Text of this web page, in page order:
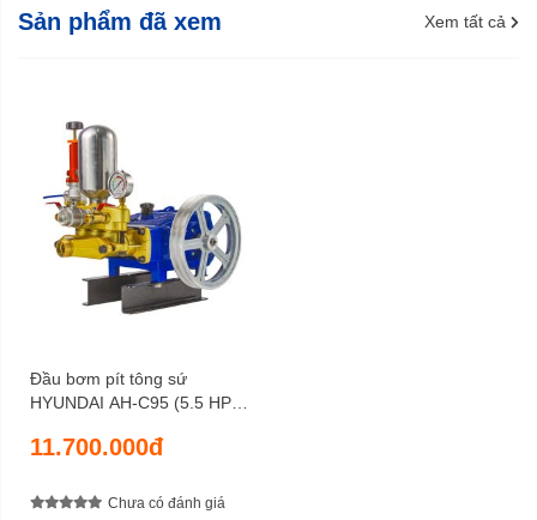
Sản phẩm đã xem Xem tất cả
Đầu bơm pít tông sứ
HYUNDAI AH-C95 (5.5 HP),
nén 40 kgf/cm2
11.700.000đ
Chưa có đánh giá